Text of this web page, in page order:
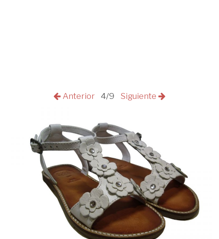
Anterior 4/9 Siguiente